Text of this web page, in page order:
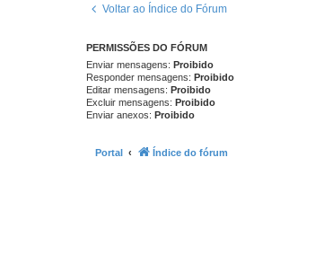
Voltar ao Índice do Fórum
PERMISSÕES DO FÓRUM
Enviar mensagens: Proibido
Responder mensagens: Proibido
Editar mensagens: Proibido
Excluir mensagens: Proibido
Enviar anexos: Proibido
Portal Índice do fórum